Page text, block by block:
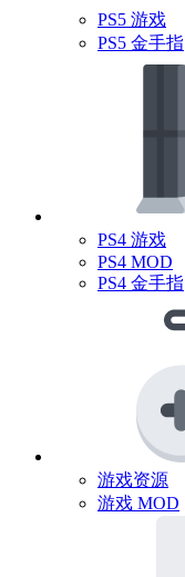
PS5 游戏
PS5 金手指
PS4 游戏
PS4 MOD
PS4 金手指
游戏资源
游戏 MOD